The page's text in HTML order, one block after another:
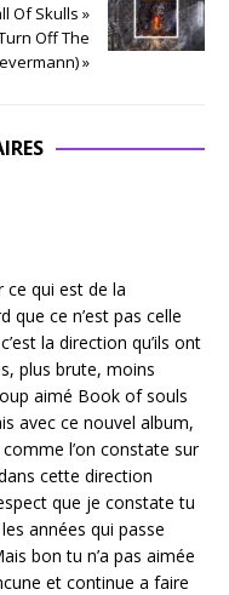
Of Skulls »
Off The
»
ce qui est de la
que ce n’est pas celle
la direction qu’ils ont
plus brute, moins
aimé Book of souls
avec ce nouvel album,
l’on constate sur
cette direction
que je constate tu
années qui passe
bon tu n’a pas aimée
et continue a faire